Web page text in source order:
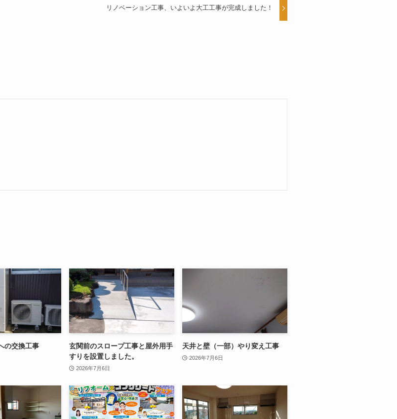
リノベーション工事、いよいよ大工工事が完成しました！
の交換工事
玄関前のスロープ工事と屋外用手
すりを設置しました。
2026年7月6日
天井と壁（一部）やり変え工事
2026年7月6日